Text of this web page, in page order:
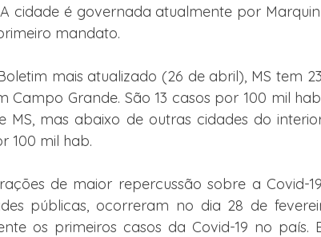
cidade é governada atualmente por
mandato.
mais atualizado (26 de abril), MS tem
Campo Grande. São 13 casos por 100 mil
MS, mas abaixo de outras cidades do
100 mil hab.
de maior repercussão sobre a Covid-
públicas, ocorreram no dia 28 de
os primeiros casos da Covid-19 no país.